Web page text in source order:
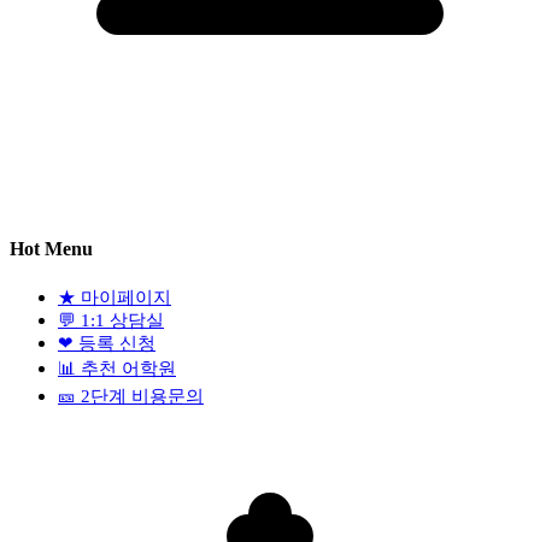
Hot Menu
★ 마이페이지
💬 1:1 상담실
❤ 등록 신청
📊 추천 어학원
🎫 2단계 비용문의